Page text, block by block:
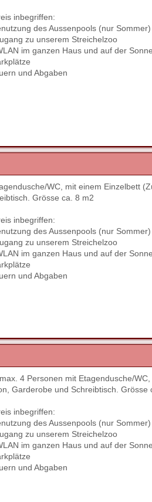
inbegriffen:
des Aussenpools (nur Sommer)
zu unserem Streichelzoo
im ganzen Haus und auf der
und Abgaben
WC, mit einem Einzelbett
Grösse ca. 8 m2
inbegriffen:
des Aussenpools (nur Sommer)
zu unserem Streichelzoo
im ganzen Haus und auf der
und Abgaben
4 Personen mit Etagendusche/
Garderobe und Schreibtisch. Grösse
inbegriffen:
des Aussenpools (nur Sommer)
zu unserem Streichelzoo
im ganzen Haus und auf der
und Abgaben